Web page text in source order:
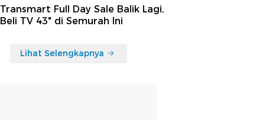
Transmart Full Day Sale Balik Lagi,
Beli TV 43" di Semurah Ini
Lihat Selengkapnya